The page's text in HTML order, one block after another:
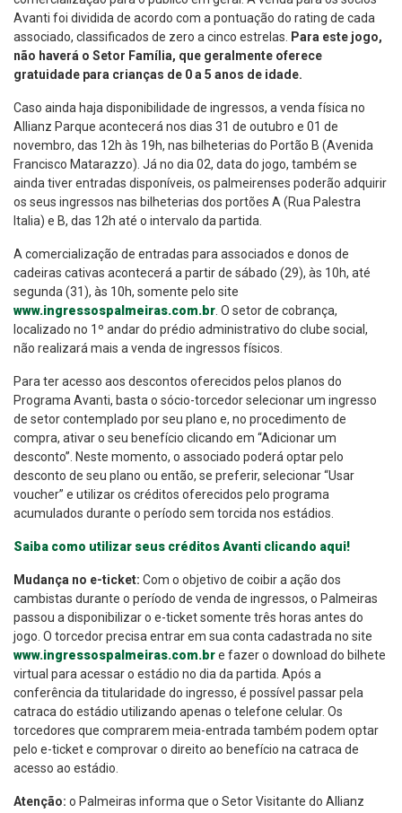
Avanti foi dividida de acordo com a pontuação do rating de cada
associado, classificados de zero a cinco estrelas.
Para este jogo,
não haverá o Setor Família, que geralmente oferece
gratuidade para crianças de 0 a 5 anos de idade.
Caso ainda haja disponibilidade de ingressos, a venda física no
Allianz Parque acontecerá nos dias 31 de outubro e 01 de
novembro, das 12h às 19h, nas bilheterias do Portão B (Avenida
Francisco Matarazzo). Já no dia 02, data do jogo, também se
ainda tiver entradas disponíveis, os palmeirenses poderão adquirir
os seus ingressos nas bilheterias dos portões A (Rua Palestra
Italia) e B, das 12h até o intervalo da partida.
A comercialização de entradas para associados e donos de
cadeiras cativas acontecerá a partir de sábado (29), às 10h, até
segunda (31), às 10h, somente pelo site
www.ingressospalmeiras.com.br . O setor de cobrança,
localizado no 1º andar do prédio administrativo do clube social,
não realizará mais a venda de ingressos físicos.
Para ter acesso aos descontos oferecidos pelos planos do
Programa Avanti, basta o sócio-torcedor selecionar um ingresso
de setor contemplado por seu plano e, no procedimento de
compra, ativar o seu benefício clicando em “Adicionar um
desconto”. Neste momento, o associado poderá optar pelo
desconto de seu plano ou então, se preferir, selecionar “Usar
voucher” e utilizar os créditos oferecidos pelo programa
acumulados durante o período sem torcida nos estádios.
Saiba como utilizar seus créditos Avanti clicando aqui!
Mudança no e-ticket: Com o objetivo de coibir a ação dos
cambistas durante o período de venda de ingressos, o Palmeiras
passou a disponibilizar o e-ticket somente três horas antes do
jogo. O torcedor precisa entrar em sua conta cadastrada no site
www.ingressospalmeiras.com.bre fazer o download do bilhete
virtual para acessar o estádio no dia da partida. Após a
conferência da titularidade do ingresso, é possível passar pela
catraca do estádio utilizando apenas o telefone celular. Os
torcedores que comprarem meia-entrada também podem optar
pelo e-ticket e comprovar o direito ao benefício na catraca de
acesso ao estádio.
Atenção: o Palmeiras informa que o Setor Visitante do Allianz